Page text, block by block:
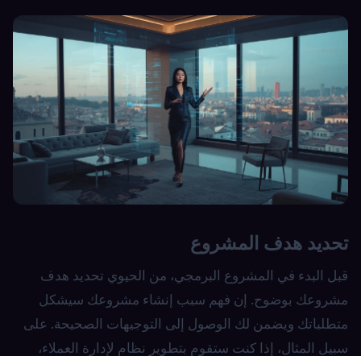
تحديد هدف المشروع
قبل البدء في المشروع البرمجي، من الحيوي تحديد هدف
مشروعك بوضوح. إن فهم سبب إنشاء مشروعك سيشكل
متطلباتك ويضمن لك الوصول إلى التوجيهات الصحيحة. على
سبيل المثال، إذا كنت ستقوم بتطوير نظام لإدارة العملاء،